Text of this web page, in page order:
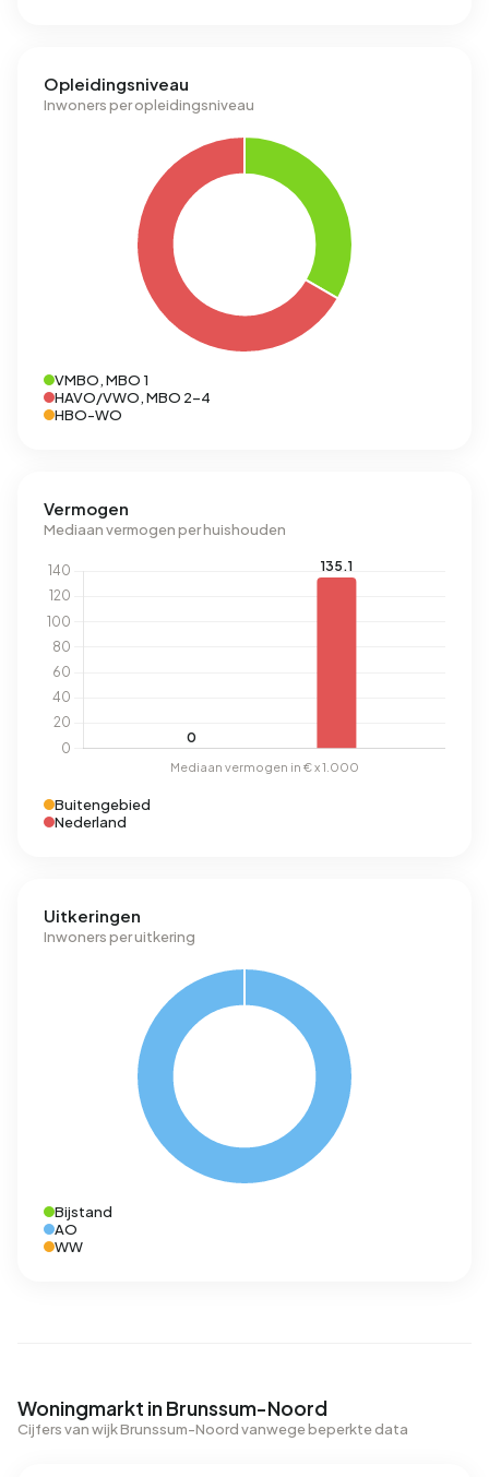
Opleidingsniveau
Inwoners per opleidingsniveau
VMBO, MBO 1
HAVO/VWO, MBO 2-4
HBO-WO
Vermogen
Mediaan vermogen per huishouden
Buitengebied
Nederland
Uitkeringen
Inwoners per uitkering
Bijstand
AO
WW
Woningmarkt in Brunssum-Noord
Cijfers van wijk Brunssum-Noord vanwege beperkte data